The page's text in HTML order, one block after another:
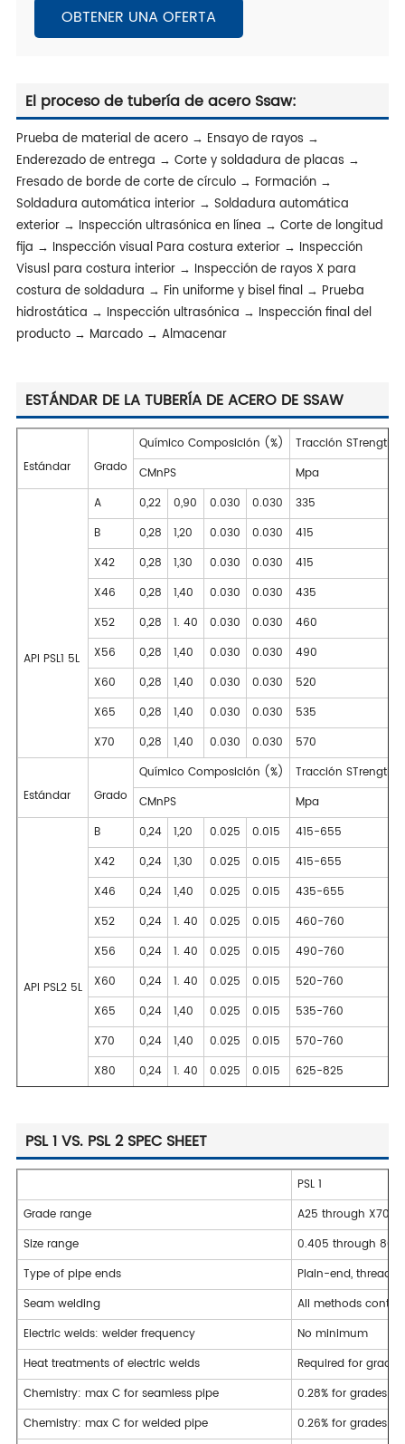
OBTENER UNA OFERTA
El proceso de tubería de acero Ssaw:
Prueba de material de acero → Ensayo de rayos →
Enderezado de entrega → Corte y soldadura de placas →
Fresado de borde de corte de círculo → Formación →
Soldadura automática interior → Soldadura automática
exterior → Inspección ultrasónica en línea → Corte de longitud
fija → Inspección visual Para costura exterior → Inspección
Visusl para costura interior → Inspección de rayos X para
costura de soldadura → Fin uniforme y bisel final → Prueba
hidrostática → Inspección ultrasónica → Inspección final del
producto → Marcado → Almacenar
ESTÁNDAR DE LA TUBERÍA DE ACERO DE SSAW
Estándar Grado
Químico Composición (%)
Tracción
CMnPS
Mpa
API PSL1 5L
A 0,22 0,90 0.030 0.030
335
B
0,28 1,20 0.030 0.030
415
X42
0,28 1,30 0.030 0.030
415
X46
0,28 1,40 0.030 0.030
435
X52
0,28 1. 40 0.030 0.030
460
X56
0,28 1,40 0.030 0.030
490
X60
0,28 1,40 0.030 0.030
520
X65
0,28 1,40 0.030 0.030
535
X70
0,28 1,40 0.030 0.030 570
Estándar Grado
Químico Composición (%)
Tracción STrength
CMnPS
Mpa
API PSL2 5L
B 0,24 1,20 0.025 0.015
415-655
X42
0,24 1,30 0.025 0.015
415-655
X46
0,24 1,40 0.025 0.015
435-655
X52
0,24 1. 40 0.025 0.015
460-760
X56
0,24 1. 40 0.025 0.015
490-760
X60
0,24 1. 40 0.025 0.015
520-760
X65
0,24 1,40 0.025 0.015
535-760
X70
0,24 1,40 0.025 0.015
570-760
X80
0,24 1. 40 0.025 0.015 625-825
PSL 1 VS. PSL 2 SPEC SHEET
PSL 1
Grade range
A25 through X70
Size range
0.405 through 80
Type of pipe ends
Plain-end,
Seam welding
All methods
Electric welds: welder frequency
No minimum
Heat treatments of electric welds
Required for
Chemistry: max C for seamless pipe
0.28% for grades >
Chemistry: max C for welded pipe
0.26% for grades >